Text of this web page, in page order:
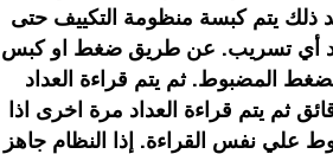
ذلك يتم كبسة منظومة التكييف حتى
أي تسريب. عن طريق ضغط او كبس
المضبوط. ثم يتم قراءة العداد
من 5 الى 10 دقائق ثم يتم قراءة العداد مرة اخرى اذا
علي نفس القراءة. إذا النظام جاهز